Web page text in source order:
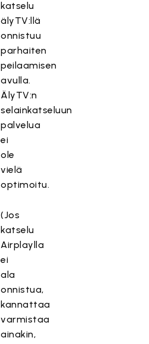
katselu
älyTV:llä
onnistuu
parhaiten
peilaamisen
avulla.
ÄlyTV:n
selainkatseluun
palvelua
ei
ole
vielä
optimoitu.
(Jos
katselu
Airplaylla
ei
ala
onnistua,
kannattaa
varmistaa
ainakin,